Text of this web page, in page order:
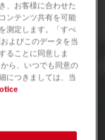
、お客様に合わせた
ンテンツ共有を可能
測定します。「すべ
よびこのデータを当
ることに同意しま
ら、いつでも同意の
につきましては、当